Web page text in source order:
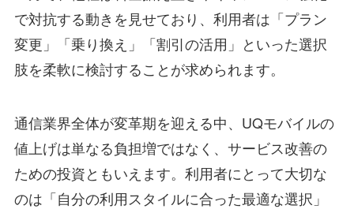
で対抗する動きを見せており、利用者は「プラン
変更」「乗り換え」「割引の活用」といった選択
肢を柔軟に検討することが求められます。
通信業界全体が変革期を迎える中、UQモバイルの
値上げは単なる負担増ではなく、サービス改善の
ための投資ともいえます。利用者にとって大切な
のは「自分の利用スタイルに合った最適な選択」